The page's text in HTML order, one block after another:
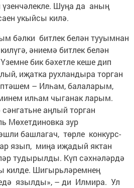
Шуңа да аның
укыйсы килә.
бәлки битлек белән тууымнан
әниемә битлек белән
бик бәхетле кеше дип
иҗатка рухландыра торган
– Илһам, балаларым,
илһам чыганак ларым.
аңлый торган
Мөхетдиновка зур
башлагач, төрле конкурс-
язып, миңа иҗадый яктан
тудырылды. Күп сәхнәләрдә
килде. Шигырьләремнең
язылды», – ди Илмира. Ул